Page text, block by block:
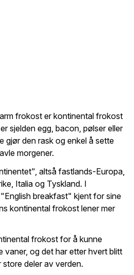
frokost er kontinental frokost
sjelden egg, bacon, pølser eller
gjør den rask og enkel å sette
morgener.
altså fastlands-Europa,
Italia og Tyskland. I
breakfast" kjent for sine
kontinental frokost lener mer
frokost for å kunne
vaner, og det har etter hvert blitt
deler av verden.